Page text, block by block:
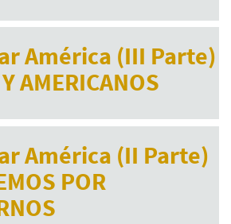
América (III Parte)
AMERICANOS
América (II Parte)
POR